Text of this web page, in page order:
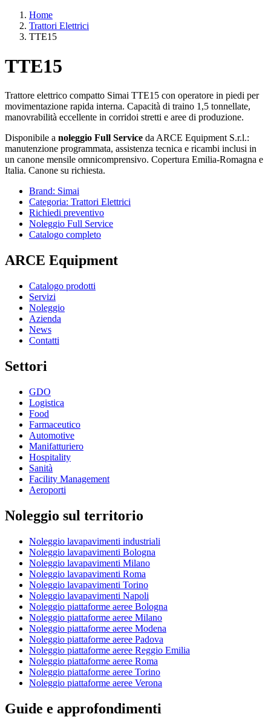
Home
Trattori Elettrici
TTE15
TTE15
Trattore elettrico compatto Simai TTE15 con operatore in piedi per
movimentazione rapida interna. Capacità di traino 1,5 tonnellate,
manovrabilità eccellente in corridoi stretti e aree di produzione.
Disponibile a noleggio Full Service da ARCE Equipment S.r.l.:
manutenzione programmata, assistenza tecnica e ricambi inclusi in
un canone mensile omnicomprensivo. Copertura Emilia-Romagna e
Italia. Canone su richiesta.
Brand: Simai
Categoria: Trattori Elettrici
Richiedi preventivo
Noleggio Full Service
Catalogo completo
ARCE Equipment
Catalogo prodotti
Servizi
Noleggio
Azienda
News
Contatti
Settori
GDO
Logistica
Food
Farmaceutico
Automotive
Manifatturiero
Hospitality
Sanità
Facility Management
Aeroporti
Noleggio sul territorio
Noleggio lavapavimenti industriali
Noleggio lavapavimenti Bologna
Noleggio lavapavimenti Milano
Noleggio lavapavimenti Roma
Noleggio lavapavimenti Torino
Noleggio lavapavimenti Napoli
Noleggio piattaforme aeree Bologna
Noleggio piattaforme aeree Milano
Noleggio piattaforme aeree Modena
Noleggio piattaforme aeree Padova
Noleggio piattaforme aeree Reggio Emilia
Noleggio piattaforme aeree Roma
Noleggio piattaforme aeree Torino
Noleggio piattaforme aeree Verona
Guide e approfondimenti